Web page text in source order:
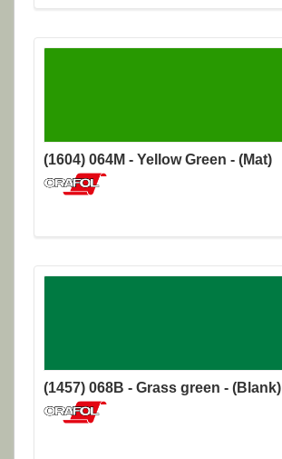
(1604) 064M - Yellow Green - (Mat)
(1457) 068B - Grass green - (Blank)